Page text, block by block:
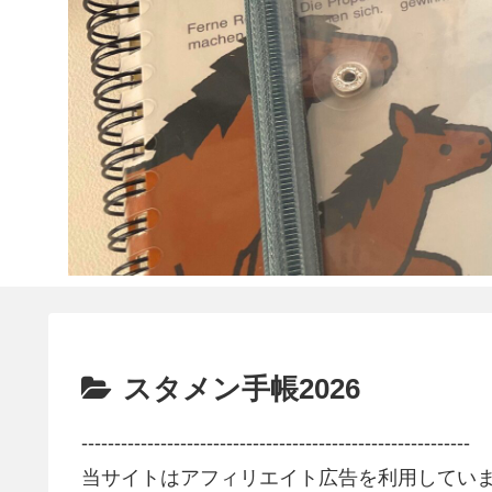
スタメン手帳2026
-----------------------------------------------------------
当サイトはアフィリエイト広告を利用してい